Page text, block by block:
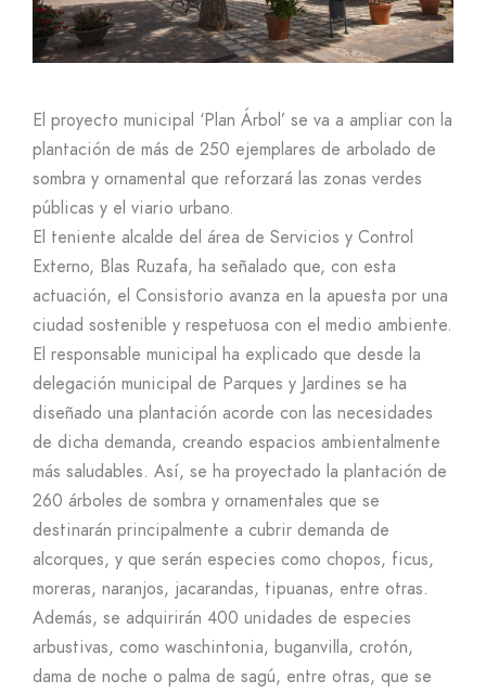
El proyecto municipal ‘Plan Árbol’ se va a ampliar con la
plantación de más de 250 ejemplares de arbolado de
sombra y ornamental que reforzará las zonas verdes
públicas y el viario urbano.
El teniente alcalde del área de Servicios y Control
Externo, Blas Ruzafa, ha señalado que, con esta
actuación, el Consistorio avanza en la apuesta por una
ciudad sostenible y respetuosa con el medio ambiente.
El responsable municipal ha explicado que desde la
delegación municipal de Parques y Jardines se ha
diseñado una plantación acorde con las necesidades
de dicha demanda, creando espacios ambientalmente
más saludables. Así, se ha proyectado la plantación de
260 árboles de sombra y ornamentales que se
destinarán principalmente a cubrir demanda de
alcorques, y que serán especies como chopos, ficus,
moreras, naranjos, jacarandas, tipuanas, entre otras.
Además, se adquirirán 400 unidades de especies
arbustivas, como waschintonia, buganvilla, crotón,
dama de noche o palma de sagú, entre otras, que se